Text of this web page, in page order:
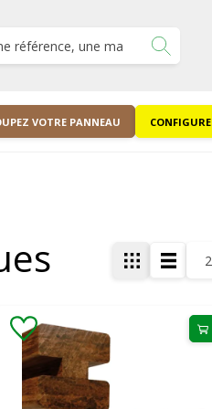
VOTRE PANNEAU